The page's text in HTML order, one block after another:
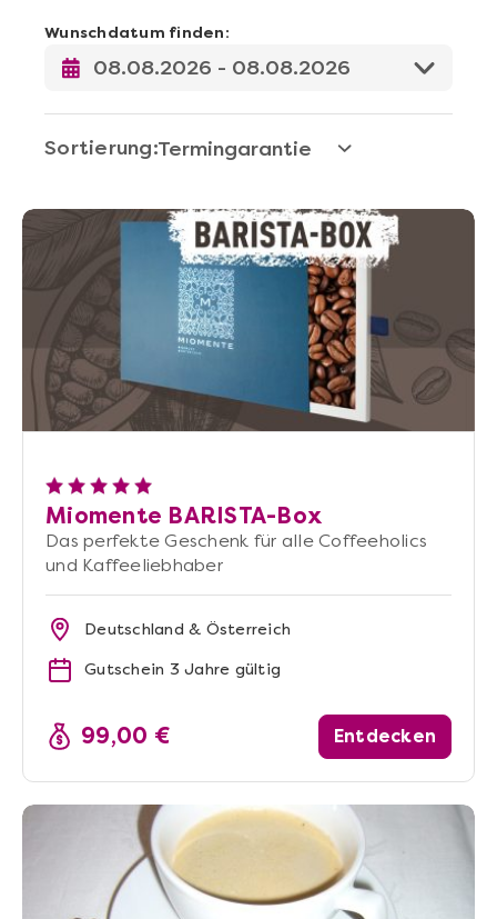
Wunschdatum finden:
Sortierung:
Miomente BARISTA-Box
Das perfekte Geschenk für alle Coffeeholics
und Kaffeeliebhaber
Deutschland & Österreich
Gutschein 3 Jahre gültig
99,00 € Entdecken